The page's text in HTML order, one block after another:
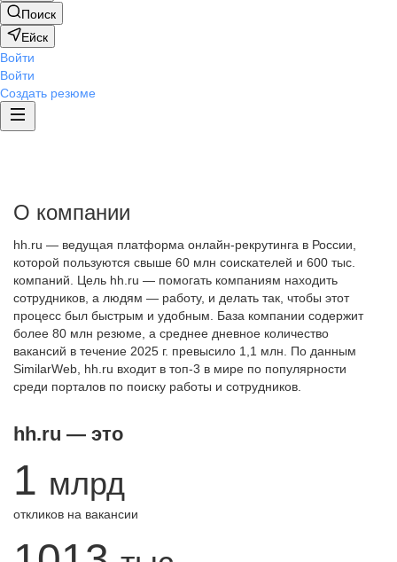
Поиск
Ейск
Войти
Войти
Создать резюме
О компании
hh.ru — ведущая платформа онлайн-рекрутинга в России,
которой пользуются свыше 60 млн соискателей и 600 тыс.
компаний. Цель hh.ru — помогать компаниям находить
сотрудников, а людям — работу, и делать так, чтобы этот
процесс был быстрым и удобным. База компании содержит
более 80 млн резюме, а среднее дневное количество
вакансий в течение 2025 г. превысило 1,1 млн. По данным
SimilarWeb, hh.ru входит в топ-3 в мире по популярности
среди порталов по поиску работы и сотрудников.
hh.ru — это
1 млрд
откликов на вакансии